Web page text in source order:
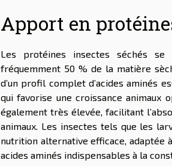
Apport en
Les protéines insectes séchés se
fréquemment 50 % de la matière
d’un profil complet d’acides aminés
qui favorise une croissance animaux
également très élevée, facilitant
animaux. Les insectes tels que les
nutrition alternative efficace, adaptée
acides aminés indispensables à la